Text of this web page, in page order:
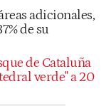
adicionales,
de su
de Cataluña
verde" a 20